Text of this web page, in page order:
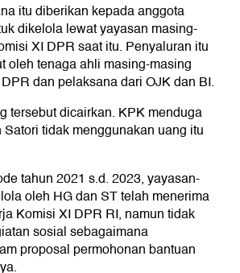
itu diberikan kepada anggota
dikelola lewat yayasan masing-
XI DPR saat itu. Penyaluran itu
oleh tenaga ahli masing-masing
dan pelaksana dari OJK dan BI.
tersebut dicairkan. KPK menduga
tidak menggunakan uang itu
tahun 2021 s.d. 2023, yayasan-
oleh HG dan ST telah menerima
Komisi XI DPR RI, namun tidak
sosial sebagaimana
proposal permohonan bantuan